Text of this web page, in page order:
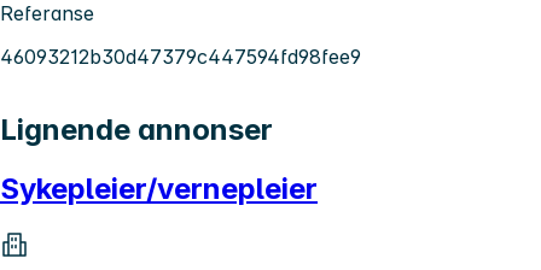
Referanse
46093212b30d47379c447594fd98fee9
Lignende annonser
Sykepleier/vernepleier